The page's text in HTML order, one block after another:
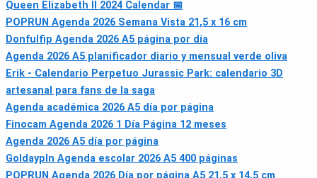
Queen Elizabeth II 2024 Calendar 📅
POPRUN Agenda 2026 Semana Vista 21,5 x 16 cm
Donfulfip Agenda 2026 A5 página por día
Agenda 2026 A5 planificador diario y mensual verde oliva
Erik - Calendario Perpetuo Jurassic Park: calendario 3D
artesanal para fans de la saga
Agenda académica 2026 A5 día por página
Finocam Agenda 2026 1 Día Página 12 meses
Agenda 2026 A5 día por página
Goldaypln Agenda escolar 2026 A5 400 páginas